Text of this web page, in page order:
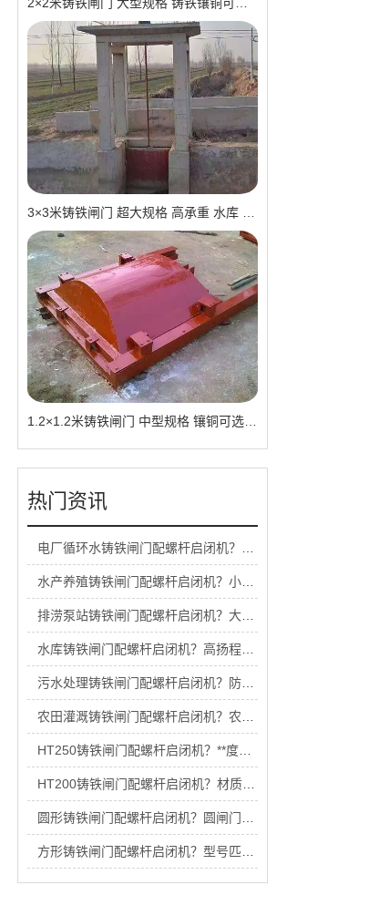
1.2×1.2米铸铁闸门 中型规格 镶铜可选 渠道水库适用 品质有助于维持
热门资讯
电厂循环水铸铁闸门配螺杆启闭机？工业级选型
水产养殖铸铁闸门配螺杆启闭机？小型养殖选型
排涝泵站铸铁闸门配螺杆启闭机？大流量选型要点
水库铸铁闸门配螺杆启闭机？高扬程选型标准
污水处理铸铁闸门配螺杆启闭机？防腐款选型技巧
农田灌溉铸铁闸门配螺杆启闭机？农业适用选型
HT250铸铁闸门配螺杆启闭机？**度材质怎么配
HT200铸铁闸门配螺杆启闭机？材质适配选型
圆形铸铁闸门配螺杆启闭机？圆闸门适用选型
方形铸铁闸门配螺杆启闭机？型号匹配对照表